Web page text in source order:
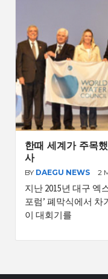
한때 세계가 주목
사
BY DAEGU NEWS 2
지난 2015년 대구 엑
포럼’ 폐막식에서
이 대회기를